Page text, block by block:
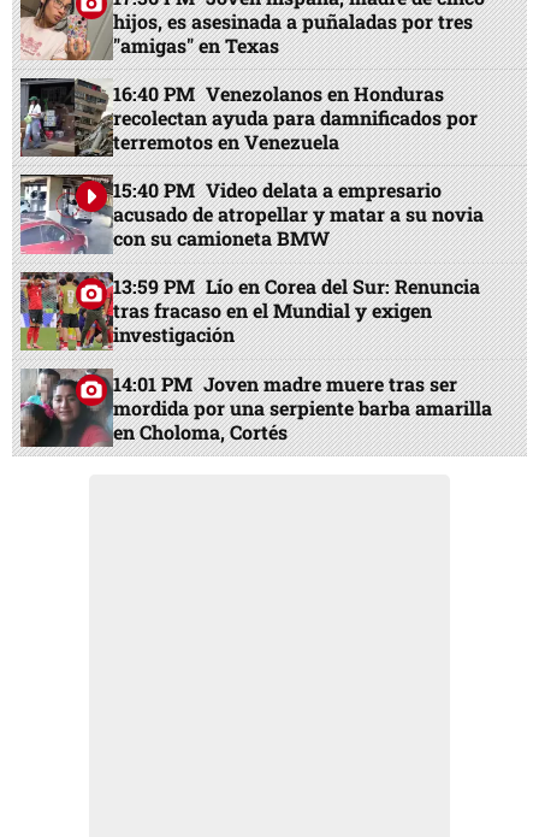
hijos, es asesinada a puñaladas por tres
"amigas" en Texas
16:40 PM Venezolanos en Honduras
recolectan ayuda para damnificados por
terremotos en Venezuela
15:40 PM Video delata a empresario
acusado de atropellar y matar a su novia
con su camioneta BMW
13:59 PM Lío en Corea del Sur: Renuncia
tras fracaso en el Mundial y exigen
investigación
14:01 PM Joven madre muere tras ser
mordida por una serpiente barba amarilla
en Choloma, Cortés